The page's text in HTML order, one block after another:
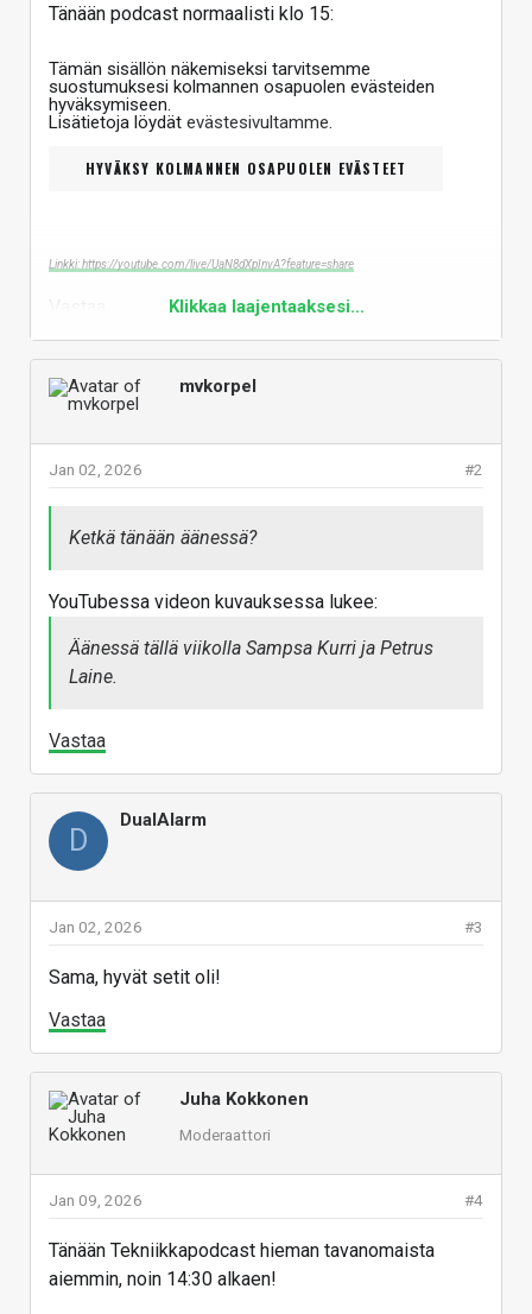
Tänään podcast normaalisti klo 15:
Tämän sisällön näkemiseksi tarvitsemme
suostumuksesi kolmannen osapuolen evästeiden
hyväksymiseen.
Lisätietoja löydät evästesivultamme
HYVÄKSY KOLMANNEN OSAPUOLEN EVÄSTEET
Linkki: https://youtube.com/live/UaN8dXpInvA?feature=share
Klikkaa laajentaaksesi...
mvkorpel
#2
Jan 02, 2026
Ketkä tänään äänessä?
YouTubessa videon kuvauksessa lukee:
Äänessä tällä viikolla Sampsa Kurri ja Petrus
Laine.
Vastaa
D
DualAlarm
#3
Jan 02, 2026
Sama, hyvät setit oli!
Vastaa
Juha Kokkonen
Moderaattori
#4
Jan 09, 2026
Tänään Tekniikkapodcast hieman tavanomaista
aiemmin, noin 14:30 alkaen!